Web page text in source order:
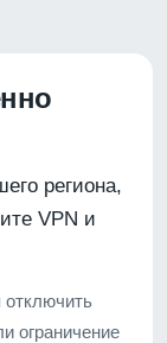
региона,
VPN и
отключить
ограничение